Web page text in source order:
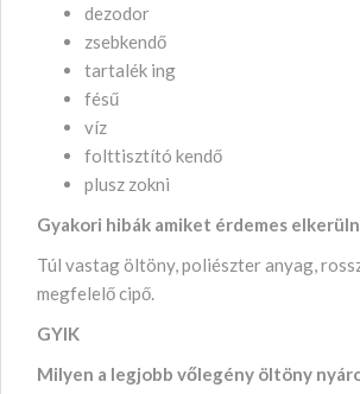
dezodor
zsebkendő
tartalék ing
fésű
víz
folttisztító kendő
plusz zokni
Gyakori hibák amiket érdemes
Túl vastag öltöny, poliészter anyag,
megfelelő cipő.
GYIK
Milyen a legjobb vőlegény öltöny